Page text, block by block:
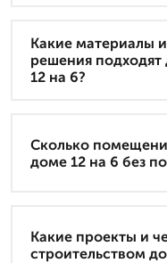
Какие материалы
решения
12 на 6?
Сколько
доме 12 на 6 без
Какие проекты и
строительством